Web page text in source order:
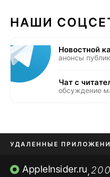
НАШИ
Новостной
анонсы
Чат с
обсуждение
УДАЛЕННЫЕ
ПРИЛОЖЕНИЯ БЕЗ APP
AppleInsider.ru,